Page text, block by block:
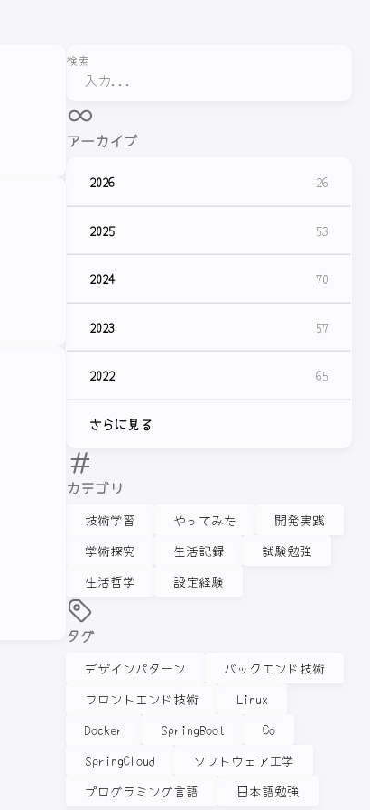
検索
アーカイブ
2026 26
2025 53
2024 70
2023 57
2022 65
さらに見る
カテゴリ
技術学習 やってみた
開発実践
学術探究
生活記録
試験勉強
生活哲学
設定経験
タグ
デザインパターン
バックエンド技術
フロントエンド技術
Linux
Docker
SpringBoot
Go
SpringCloud
ソフトウェア工学
プログラミング言語
日本語勉強